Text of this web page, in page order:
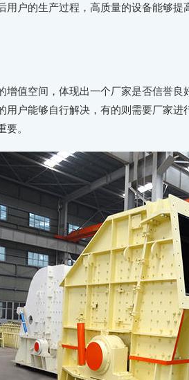
用户的生产过程，高质量的设备能够
增值空间，体现出一个厂家是否信誉
用户能够自行解决，有的则需要厂家
。